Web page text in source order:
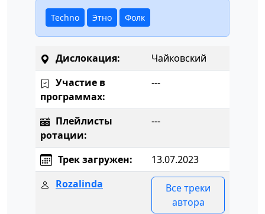
Techno Этно Фолк
Дислокация:
Чайковский
Участие в
программах:
---
Плейлисты
ротации:
---
Трек загружен:
13.07.2023
Rozalinda
Все треки
автора